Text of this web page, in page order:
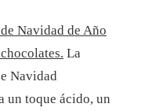
Navidad de Año
La
Navidad
un toque ácido, un